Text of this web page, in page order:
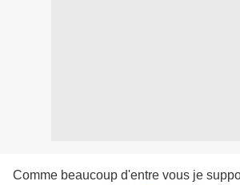
Comme beaucoup d'entre vous je